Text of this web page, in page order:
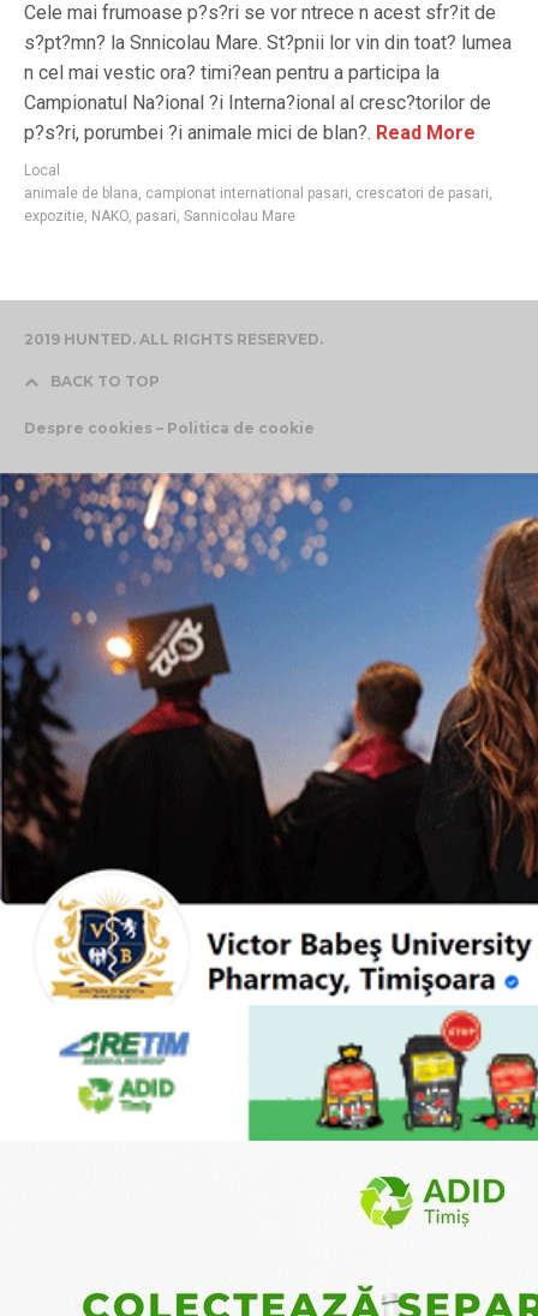
Cele mai frumoase p?s?ri se vor ntrece n acest sfr?it de
s?pt?mn? la Snnicolau Mare. St?pnii lor vin din toat? lumea
n cel mai vestic ora? timi?ean pentru a participa la
Campionatul Na?ional ?i Interna?ional al cresc?torilor de
p?s?ri, porumbei ?i animale mici de blan?. Read More
Local
animale de blana, campionat international pasari, crescatori de pasari,
expozitie, NAKO, pasari, Sannicolau Mare
2019 HUNTED. ALL RIGHTS RESERVED.
BACK TO TOP
Despre cookies – Politica de cookie